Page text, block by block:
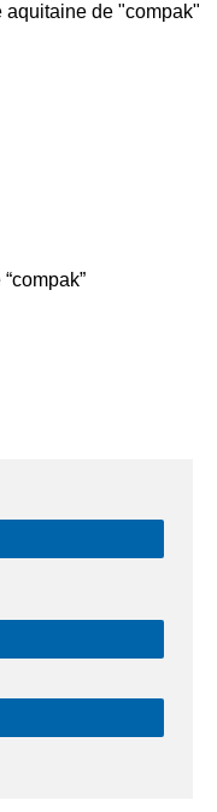
aquitaine de "compak"